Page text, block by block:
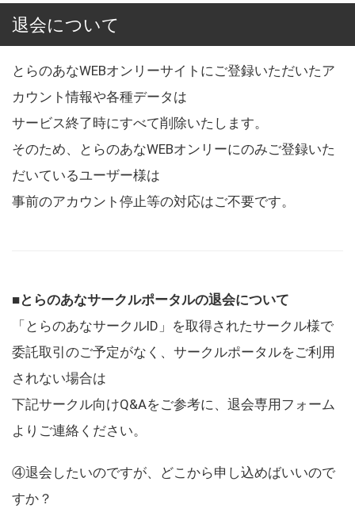
退会について
とらのあなWEBオンリーサイトにご登録いただいたア
カウント情報や各種データは
サービス終了時にすべて削除いたします。
そのため、とらのあなWEBオンリーにのみご登録いた
だいているユーザー様は
事前のアカウント停止等の対応はご不要です。
■とらのあなサークルポータルの退会について
「とらのあなサークルID」を取得されたサークル様で
委託取引のご予定がなく、サークルポータルをご利用
されない場合は
下記サークル向けQ&Aをご参考に、退会専用フォーム
よりご連絡ください。
④退会したいのですが、どこから申し込めばいいので
すか？